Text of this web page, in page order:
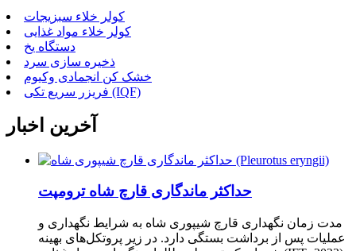
کولر خلاء سبزیجات
کولر خلاء مواد غذایی
دستگاه یخ
ذخیره سازی سرد
خشک کن انجمادی وکیوم
فریزر سریع تکی (IQF)
آخرین اخبار
حداکثر ماندگاری قارچ شاه ترومپت
مدت زمان نگهداری قارچ شیپوری شاه به شرایط نگهداری و
عملیات پس از برداشت بستگی دارد. در زیر پروتکل‌های بهینه